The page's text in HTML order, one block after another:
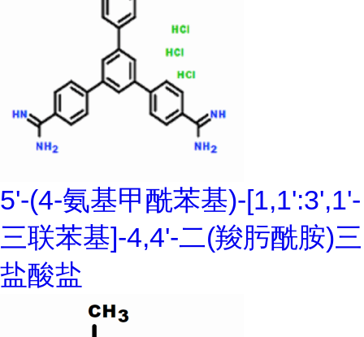
5'-(4-氨基甲酰苯基)-[1,1':3',1'-
三联苯基]-4,4'-二(羧肟酰胺)三
盐酸盐